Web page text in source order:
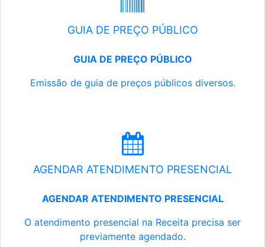
GUIA DE PREÇO PÚBLICO
GUIA DE PREÇO PÚBLICO
Emissão de guia de preços públicos diversos.
AGENDAR ATENDIMENTO PRESENCIAL
AGENDAR ATENDIMENTO PRESENCIAL
O atendimento presencial na Receita precisa ser
previamente agendado.